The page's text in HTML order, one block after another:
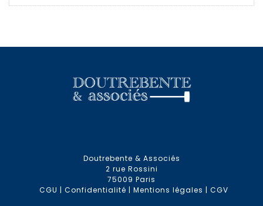
Doutrebente & Associés
2 rue Rossini
75009 Paris
CGU | Confidentialité | Mentions légales | CGV